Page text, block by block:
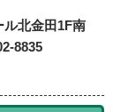
ル北金田1F南
8835